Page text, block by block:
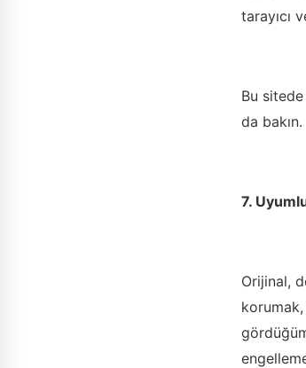
tarayıcı
Bu
da bakın.
7.
Orijinal,